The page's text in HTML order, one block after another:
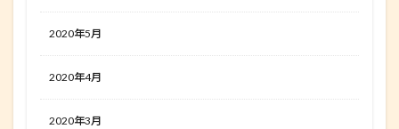
2020年5月
2020年4月
2020年3月